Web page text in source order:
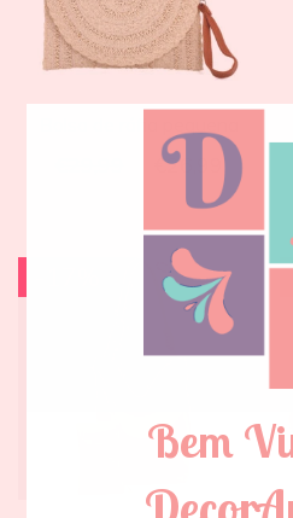
€26,99